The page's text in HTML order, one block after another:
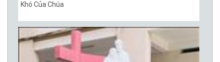
Khó Của Chúa